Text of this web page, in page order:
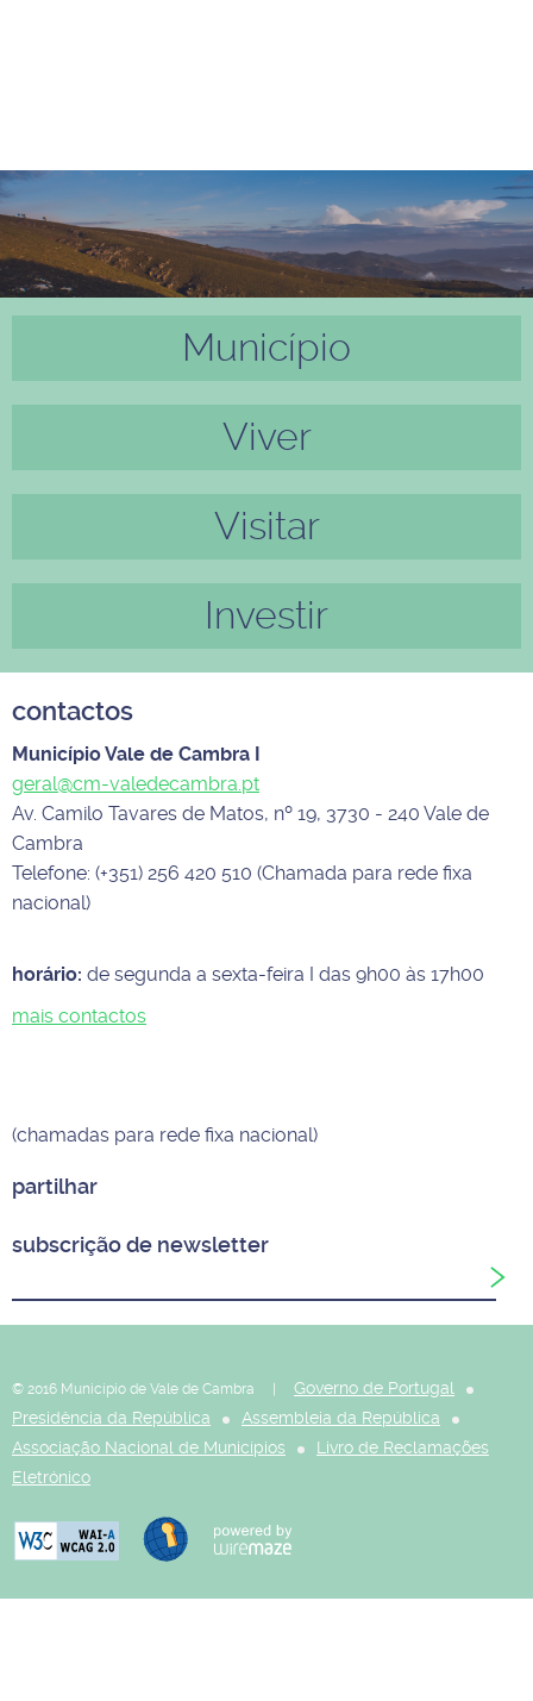
Município
Viver
Visitar
Investir
contactos
Município Vale de Cambra I
geral@cm-valedecambra.pt
Av. Camilo Tavares de Matos, nº 19, 3730 - 240 Vale de
Cambra
Telefone: (+351) 256 420 510 (Chamada para rede fixa
nacional)
horário: de segunda a sexta-feira I das 9h00 às 17h00
mais contactos
(chamadas para rede fixa nacional)
partilhar
subscrição de newsletter
© 2016 Município de Vale de Cambra |
Governo de Portugal
Presidência da República
Assembleia da República
Associação Nacional de Municípios
Livro de Reclamações
Eletrónico